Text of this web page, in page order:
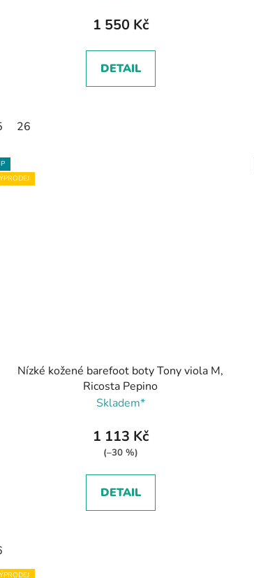
1 550 Kč
DETAIL
26
Nízké kožené barefoot boty Tony viola M,
Ricosta Pepino
Skladem*
1 113 Kč
(–30 %)
DETAIL